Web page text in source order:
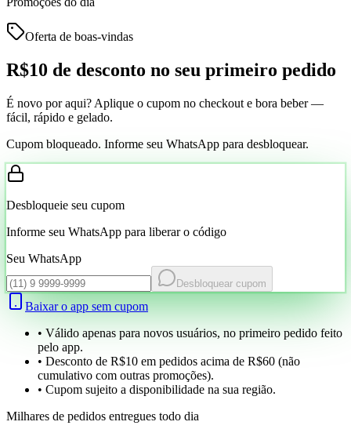
Oferta de boas-vindas
R$10 de desconto no seu primeiro pedido
É novo por aqui? Aplique o cupom no checkout e bora beber —
fácil, rápido e gelado.
Cupom bloqueado. Informe seu WhatsApp para desbloquear.
Desbloqueie seu cupom
Informe seu WhatsApp para liberar o código
Seu WhatsApp
Desbloquear cupom
Baixar o app sem cupom
• Válido apenas para novos usuários, no primeiro pedido feito
pelo app.
• Desconto de R$10 em pedidos acima de R$60 (não
cumulativo com outras promoções).
• Cupom sujeito a disponibilidade na sua região.
Milhares de pedidos entregues todo dia